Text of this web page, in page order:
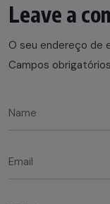
Leave a
O seu endereço de
Campos